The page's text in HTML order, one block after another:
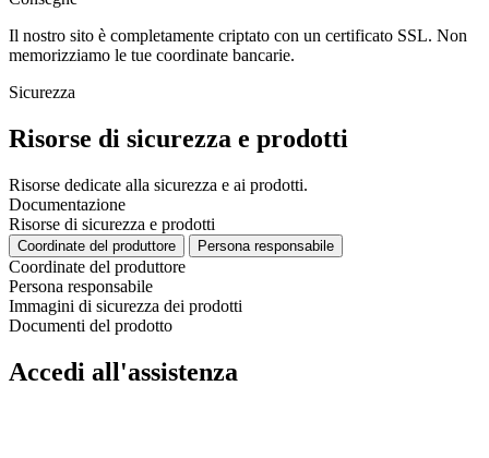
Il nostro sito è completamente criptato con un certificato SSL. Non
memorizziamo le tue coordinate bancarie.
Sicurezza
Risorse di sicurezza e prodotti
Risorse dedicate alla sicurezza e ai prodotti.
Documentazione
Risorse di sicurezza e prodotti
Coordinate del produttore Persona responsabile
Coordinate del produttore
Persona responsabile
Immagini di sicurezza dei prodotti
Documenti del prodotto
Accedi all'assistenza